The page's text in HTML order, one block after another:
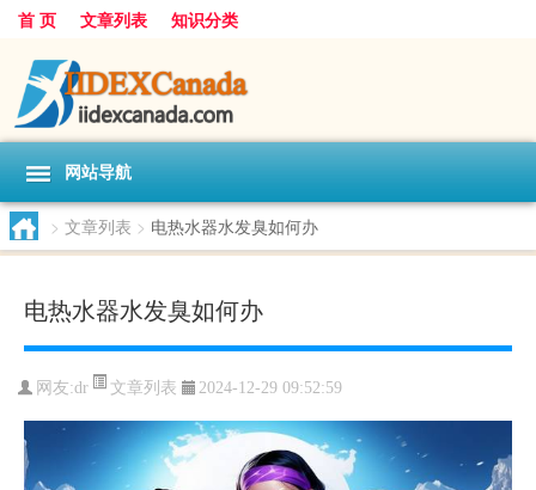
首 页 文章列表 知识分类
网站导航
> 文章列表 > 电热水器水发臭如何办
电热水器水发臭如何办
网友:dr 文章列表 2024-12-29 09:52:59